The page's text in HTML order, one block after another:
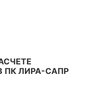
ПК ЛИРА-САПР